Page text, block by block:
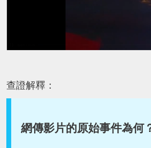
查證解釋：
網傳影片的原始事件為何